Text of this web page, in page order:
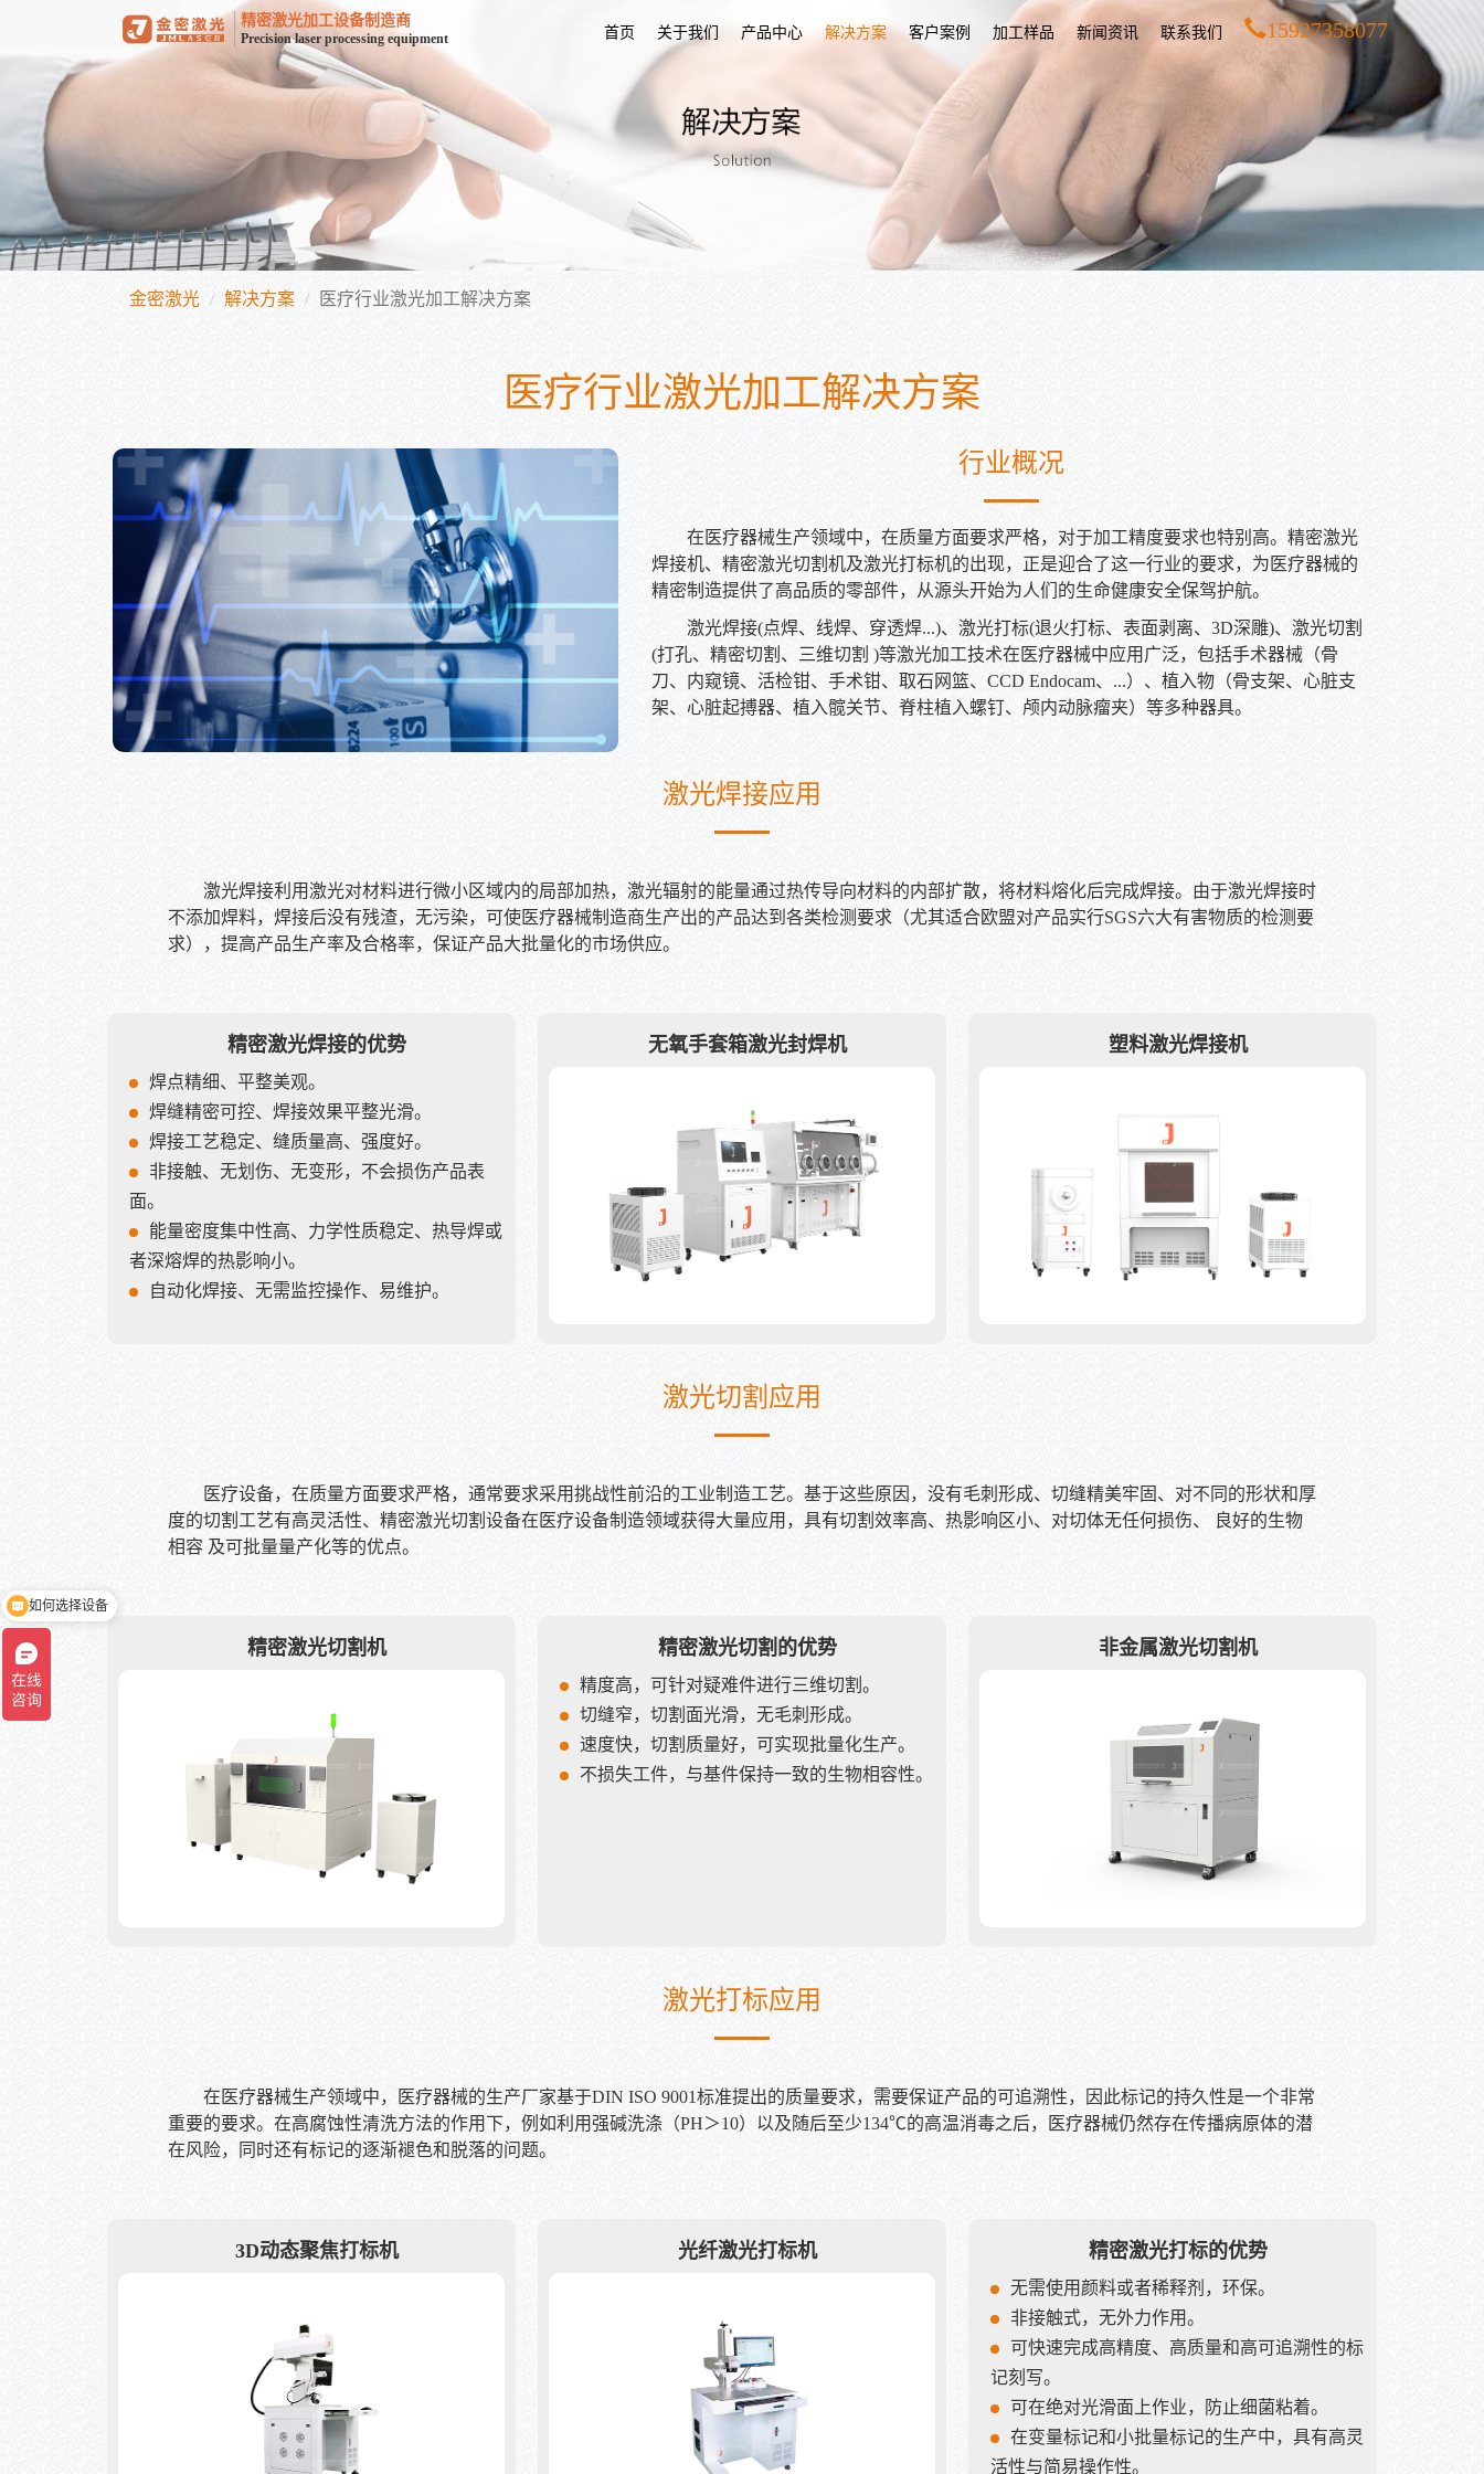
精密激光加工设备制造商
Precision laser processing equipment 首页 关于我们 产品中心 解决方案 客户案例 加工样品 新闻资讯 联系我们 15927358077
金密激光 解决方案 医疗行业激光加工解决方案
医疗行业激光加工解决方案
行业概况
在医疗器械生产领域中，在质量方面要求严格，对于加工精度要求也特别高。精密激光
焊接机、精密激光切割机及激光打标机的出现，正是迎合了这一行业的要求，为医疗器械的
精密制造提供了高品质的零部件，从源头开始为人们的生命健康安全保驾护航。
激光焊接(点焊、线焊、穿透焊...)、激光打标(退火打标、表面剥离、3D深雕)、激光切割
(打孔、精密切割、三维切割 )等激光加工技术在医疗器械中应用广泛，包括手术器械（骨
刀、内窥镜、活检钳、手术钳、取石网篮、CCD Endocam、...）、植入物（骨支架、心脏支
架、心脏起搏器、植入髋关节、脊柱植入螺钉、颅内动脉瘤夹）等多种器具。
激光焊接应用
激光焊接利用激光对材料进行微小区域内的局部加热，激光辐射的能量通过热传导向材料的内部扩散，将材料熔化后完成焊接。由于激光焊接时
不添加焊料，焊接后没有残渣，无污染，可使医疗器械制造商生产出的产品达到各类检测要求（尤其适合欧盟对产品实行SGS六大有害物质的检测要
求），提高产品生产率及合格率，保证产品大批量化的市场供应。
精密激光焊接的优势
焊点精细、平整美观。
焊缝精密可控、焊接效果平整光滑。
焊接工艺稳定、缝质量高、强度好。
非接触、无划伤、无变形，不会损伤产品表
面。
能量密度集中性高、力学性质稳定、热导焊或
者深熔焊的热影响小。
自动化焊接、无需监控操作、易维护。
无氧手套箱激光封焊机 塑料激光焊接机
激光切割应用
医疗设备，在质量方面要求严格，通常要求采用挑战性前沿的工业制造工艺。基于这些原因，没有毛刺形成、切缝精美牢固、对不同的形状和厚
度的切割工艺有高灵活性、精密激光切割设备在医疗设备制造领域获得大量应用，具有切割效率高、热影响区小、对切体无任何损伤、 良好的生物
相容 及可批量量产化等的优点。
精密激光切割机 精密激光切割的优势
精度高，可针对疑难件进行三维切割。
切缝窄，切割面光滑，无毛刺形成。
速度快，切割质量好，可实现批量化生产。
不损失工件，与基件保持一致的生物相容性。
非金属激光切割机
激光打标应用
在医疗器械生产领域中，医疗器械的生产厂家基于DIN ISO 9001标准提出的质量要求，需要保证产品的可追溯性，因此标记的持久性是一个非常
重要的要求。在高腐蚀性清洗方法的作用下，例如利用强碱洗涤（PH＞10）以及随后至少134℃的高温消毒之后，医疗器械仍然存在传播病原体的潜
在风险，同时还有标记的逐渐褪色和脱落的问题。
3D动态聚焦打标机 光纤激光打标机 精密激光打标的优势
无需使用颜料或者稀释剂，环保。
非接触式，无外力作用。
可快速完成高精度、高质量和高可追溯性的标
记刻写。
可在绝对光滑面上作业，防止细菌粘着。
在变量标记和小批量标记的生产中，具有高灵
活性与简易操作性。
了解材料可焊性